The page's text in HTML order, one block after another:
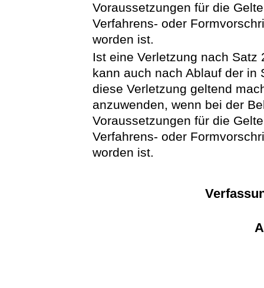
Voraussetzungen für die
Verfahrens- oder
worden ist.
Ist eine Verletzung nach
kann auch nach Ablauf der in
diese Verletzung geltend
anzuwenden, wenn bei der
Voraussetzungen für die
Verfahrens- oder
worden ist.